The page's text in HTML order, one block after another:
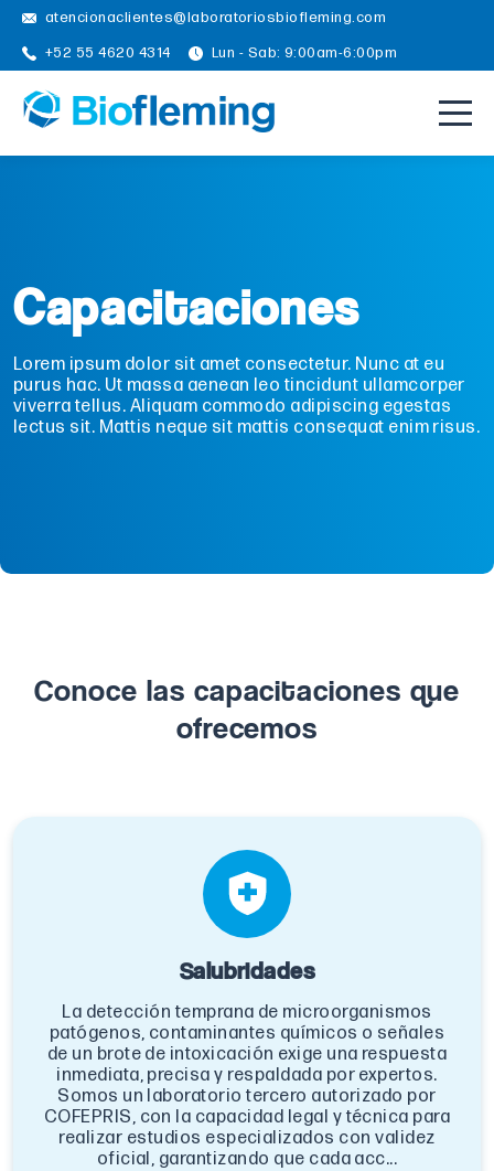
atencionaclientes@laboratoriosbiofleming.com
+52 55 4620 4314
Lun - Sab: 9:00am-6:00pm
Capacitaciones
Lorem ipsum dolor sit amet consectetur. Nunc at eu
purus hac. Ut massa aenean leo tincidunt ullamcorper
viverra tellus. Aliquam commodo adipiscing egestas
lectus sit. Mattis neque sit mattis consequat enim risus.
Conoce las capacitaciones que
ofrecemos
Salubridades
La detección temprana de microorganismos
patógenos, contaminantes químicos o señales
de un brote de intoxicación exige una respuesta
inmediata, precisa y respaldada por expertos.
Somos un laboratorio tercero autorizado por
COFEPRIS, con la capacidad legal y técnica para
realizar estudios especializados con validez
oficial, garantizando que cada acc...